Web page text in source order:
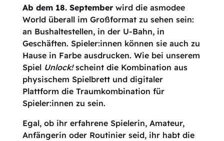
Ab dem 18. Septemberwird die asmodee
World überall im Großformat zu sehen sein:
an Bushaltestellen, in der U-Bahn, in
Geschäften. Spieler:innen können sie auch zu
Hause in Farbe ausdrucken. Wie bei unserem
Spiel Unlock!scheint die Kombination aus
physischem Spielbrett und digitaler
Plattform die Traumkombination für
Spieler:innen zu sein.
Egal, ob ihr erfahrene Spielerin, Amateur,
Anfängerin oder Routinier seid, ihr habt die